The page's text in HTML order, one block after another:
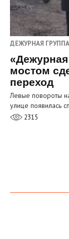
ДЕЖУРНАЯ ГРУППА
мостом
переход
Левые повороты
улице появилась
2315